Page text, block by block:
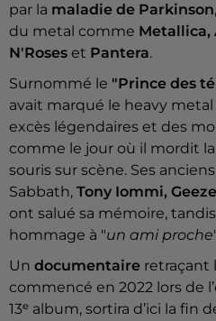
par la maladie de Parkinson
du metal comme Metallica,
N'Roses et Pantera.
Surnommé le "Prince des
avait marqué le heavy
excès légendaires et des
comme le jour où il mordit
souris sur scène. Ses
Sabbath, Tony Iommi,
ont salué sa mémoire, tandis
hommage à "un ami proche
Un documentaire retraçant
commencé en 2022 lors de
13ᵉ album, sortira d’ici la fin